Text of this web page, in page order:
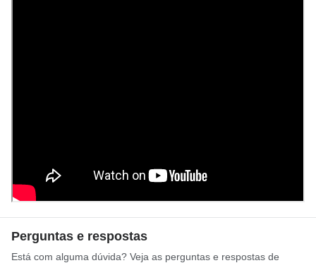
Perguntas e respostas
Está com alguma dúvida? Veja as perguntas e respostas de